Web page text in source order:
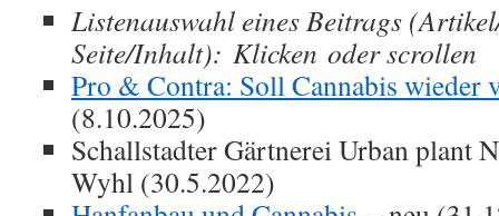
Listenauswahl eines Beitrags
Seite/Inhalt): Klicken oder scrollen
Pro & Contra: Soll Cannabis wieder
(8.10.2025)
Schallstadter Gärtnerei Urban plant
Wyhl (30.5.2022)